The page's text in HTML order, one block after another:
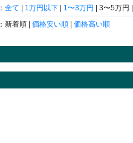
： 全て 1万円以下 1〜3万円 | 3〜5万円 |
：新着順 | 価格安い順 価格高い順